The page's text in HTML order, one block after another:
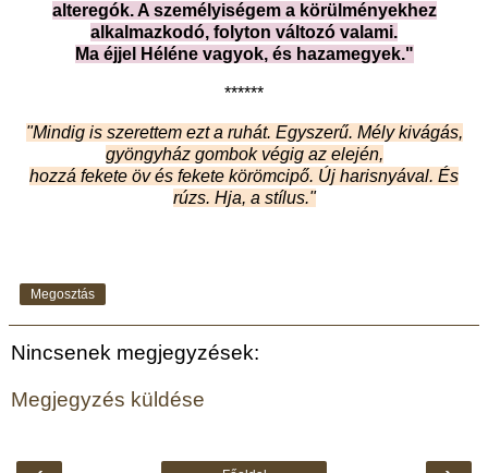
alteregók. A személyiségem a körülményekhez
alkalmazkodó, folyton változó valami.
Ma éjjel Héléne vagyok, és hazamegyek."
******
"Mindig is szerettem ezt a ruhát. Egyszerű. Mély kivágás,
gyöngyház gombok végig az elején,
hozzá fekete öv és fekete körömcipő. Új harisnyával. És
rúzs. Hja, a stílus."
Megosztás
Nincsenek megjegyzések:
Megjegyzés küldése